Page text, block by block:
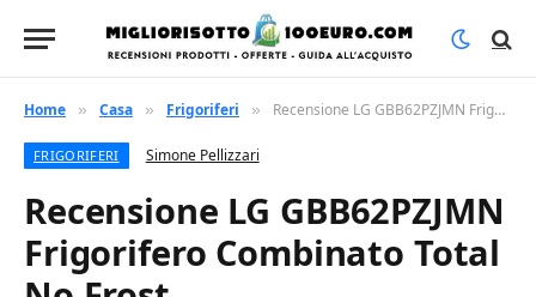
Home » Casa » Frigoriferi » Recensione LG GBB62PZJMN Frigorifero Combinato Total No Frost
FRIGORIFERI Simone Pellizzari
Recensione LG GBB62PZJMN
Frigorifero Combinato Total